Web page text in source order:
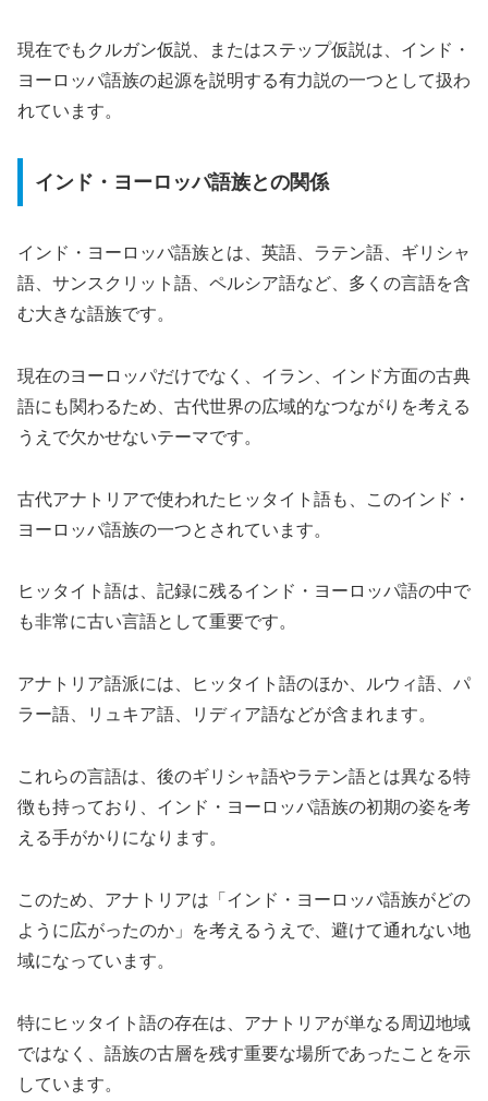
現在でもクルガン仮説、またはステップ仮説は、インド・
ヨーロッパ語族の起源を説明する有力説の一つとして扱わ
れています。
インド・ヨーロッパ語族との関係
インド・ヨーロッパ語族とは、英語、ラテン語、ギリシャ
語、サンスクリット語、ペルシア語など、多くの言語を含
む大きな語族です。
現在のヨーロッパだけでなく、イラン、インド方面の古典
語にも関わるため、古代世界の広域的なつながりを考える
うえで欠かせないテーマです。
古代アナトリアで使われたヒッタイト語も、このインド・
ヨーロッパ語族の一つとされています。
ヒッタイト語は、記録に残るインド・ヨーロッパ語の中で
も非常に古い言語として重要です。
アナトリア語派には、ヒッタイト語のほか、ルウィ語、パ
ラー語、リュキア語、リディア語などが含まれます。
これらの言語は、後のギリシャ語やラテン語とは異なる特
徴も持っており、インド・ヨーロッパ語族の初期の姿を考
える手がかりになります。
このため、アナトリアは「インド・ヨーロッパ語族がどの
ように広がったのか」を考えるうえで、避けて通れない地
域になっています。
特にヒッタイト語の存在は、アナトリアが単なる周辺地域
ではなく、語族の古層を残す重要な場所であったことを示
しています。